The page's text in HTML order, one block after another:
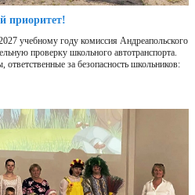
приоритет!
учебному году комиссия Андреапольского
проверку школьного автотранспорта.
за безопасность школьников: